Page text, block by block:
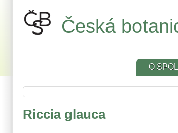
hlavnímu
Česká
O
Riccia glauca